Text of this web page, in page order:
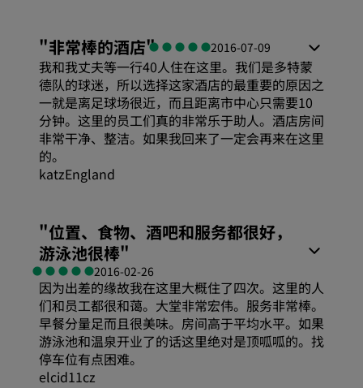
"非常棒的酒店" 2016-07-09
我和我丈夫等一行40人住在这里。我们是多特蒙
德队的球迷，所以选择这家酒店的最重要的原因之
一就是离足球场很近，而且距离市中心只需要10
分钟。这里的员工们真的非常乐于助人。酒店房间
非常干净、整洁。如果我回来了一定会再来在这里
的。
katzEngland
"位置、食物、酒吧和服务都很好，
游泳池很棒"
2016-02-26
因为出差的缘故我在这里大概住了四次。这里的人
们和员工都很和蔼。大堂非常宏伟。服务非常棒。
早餐分量足而且很美味。房间高于平均水平。如果
游泳池和温泉开业了的话这里绝对是顶呱呱的。找
停车位有点困难。
elcid11cz